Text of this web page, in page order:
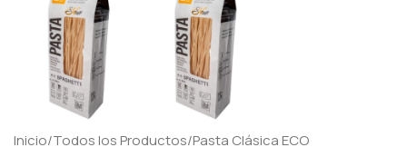
Inicio/Todos los Productos/Pasta Clásica ECO